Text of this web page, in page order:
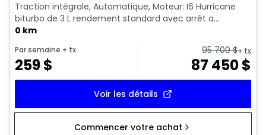
Traction intégrale, Automatique, Moteur: I6 Hurricane
biturbo de 3 L rendement standard avec arrêt a...
0 km
Par semaine + tx
259$
95 700$+ tx
87 450$
Voir les détails
Commencer votre achat